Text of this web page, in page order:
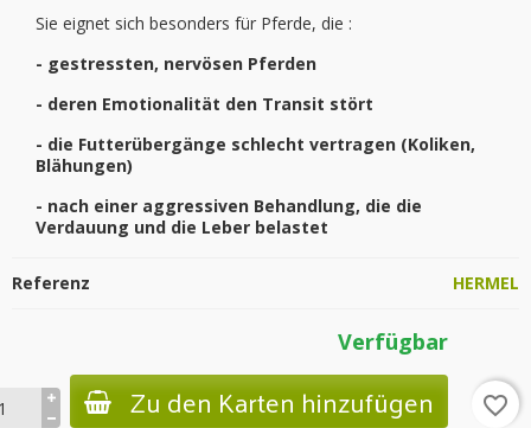
Sie eignet sich besonders für Pferde, die :
- gestressten, nervösen Pferden
- deren Emotionalität den Transit stört
- die Futterübergänge schlecht vertragen (Koliken,
Blähungen)
- nach einer aggressiven Behandlung, die die
Verdauung und die Leber belastet
Referenz HERMEL
Verfügbar
Zu den Karten hinzufügen favorite_border